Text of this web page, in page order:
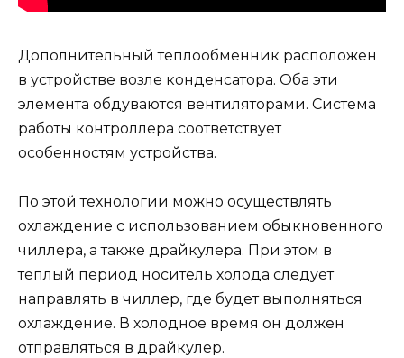
Дополнительный теплообменник расположен
в устройстве возле конденсатора. Оба эти
элемента обдуваются вентиляторами. Система
работы контроллера соответствует
особенностям устройства.
По этой технологии можно осуществлять
охлаждение с использованием обыкновенного
чиллера, а также драйкулера. При этом в
теплый период носитель холода следует
направлять в чиллер, где будет выполняться
охлаждение. В холодное время он должен
отправляться в драйкулер.